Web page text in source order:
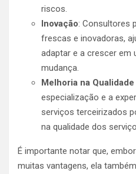
riscos.
Inovação: Consultores
frescas e inovadoras,
adaptar e a crescer em
mudança.
Melhoria na
especialização e a
serviços terceirizados
na qualidade dos
É importante notar que,
muitas vantagens, ela